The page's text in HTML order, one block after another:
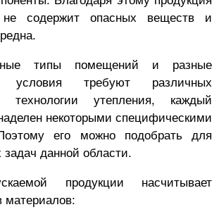
содержит опасных веществ и
типы помещений и разные
условия требуют различных
утепления, каждый
некоторыми специфическими
его можно подобрать для
данной области.
продукции насчитывает
материалов: